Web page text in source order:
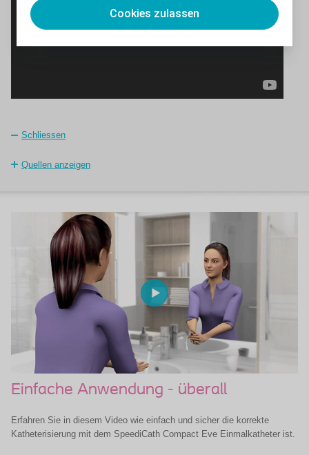
Cookies zulassen
Schliessen
Quellen anzeigen
Einfache Anwendung - überall
Erfahren Sie in diesem Video wie einfach und sicher die korrekte
Katheterisierung mit dem SpeediCath Compact Eve Einmalkatheter ist.